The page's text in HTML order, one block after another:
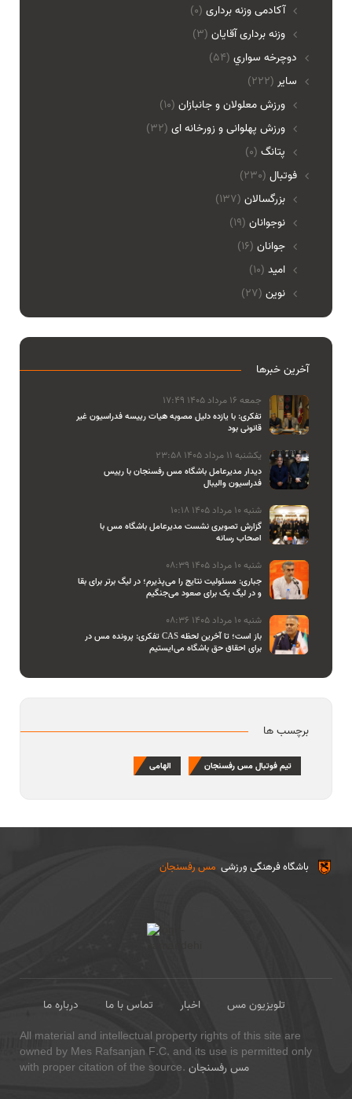
آکادمی وزنه برداری (0)
وزنه برداری آقایان (3)
(54) دوچرخه سواري
(222) ساير
ورزش معلولان و جانبازان (10)
ورزش پهلوانی و زورخانه ای (32)
پتانگ (0)
(230) فوتبال
بزرگسالان (137)
نوجوانان (19)
جوانان (16)
امید (10)
نوین (27)
آخرین خبرها
جمعه 16 مرداد 1405 17:49
تفکری: با یازده دلیل مصوبه هیات رییسه فدراسیون غیر
قانونی بود
یکشنبه 11 مرداد 1405 23:58
دیدار مدیرعامل باشگاه مس رفسنجان با رییس
فدراسیون والیبال
شنبه 10 مرداد 1405 10:18
گزارش تصویری نشست مدیرعامل باشگاه مس با
اصحاب رسانه
شنبه 10 مرداد 1405 08:39
جباری: مسئولیت نتایج را می‌پذیرم؛ در لیگ برتر برای بقا
و در لیگ یک برای صعود می‌جنگیم
شنبه 10 مرداد 1405 08:36
تفکری: پرونده مس در CAS باز است؛ تا آخرین لحظه
برای احقاق حق باشگاه می‌ایستیم
برچسب ها
تیم فوتبال مس رفسنجان الهامی
مس رفسنجان باشگاه فرهنگی ورزشی
درباره ما تماس با ما اخبار
تلویزیون مس
All material and intellectual property rights of this site are
owned by Mes Rafsanjan F.C. and its use is permitted only
with proper citation of the source. مس رفسنجان